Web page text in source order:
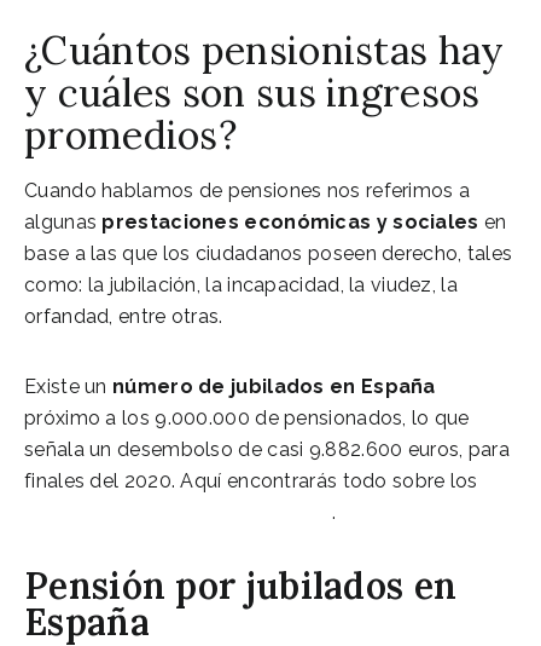
¿Cuántos pensionistas hay
y cuáles son sus ingresos
promedios?
Cuando hablamos de pensiones nos referimos a
algunas prestaciones económicas y sociales en
base a las que los ciudadanos poseen derecho, tales
como: la jubilación, la incapacidad, la viudez, la
orfandad, entre otras.
Existe un número de jubilados en España
próximo a los 9.000.000 de pensionados, lo que
señala un desembolso de casi 9.882.600 euros, para
finales del 2020. Aquí encontrarás todo sobre los
.
Pensión por jubilados en
España